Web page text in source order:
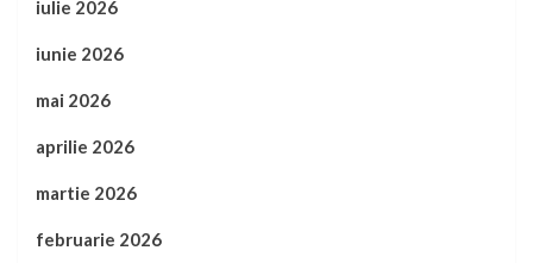
iulie 2026
iunie 2026
mai 2026
aprilie 2026
martie 2026
februarie 2026